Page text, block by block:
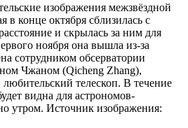
изображения межзвёздной
в конце октября сблизилась с
и скрылась за ним для
ноября она вышла из-за
сотрудником обсерватории
Чжаном (Qicheng Zhang),
телескоп. В течение
видна для астрономов-
утром. Источник изображения: